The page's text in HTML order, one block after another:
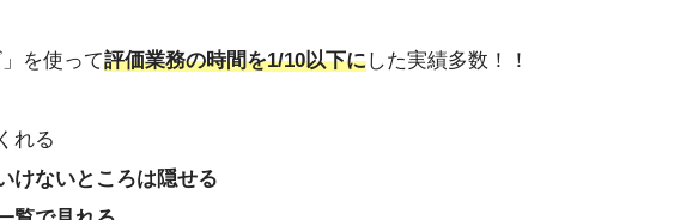
を使って評価業務の時間を1/10以下にした実績多数！！
れる
けないところは隠せる